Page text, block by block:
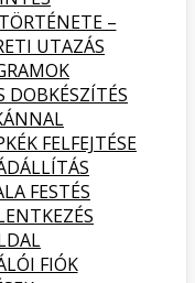
–
UTAZÁS
DOBKÉSZÍTÉS
FELFEJTÉSE
FESTÉS
FIÓK